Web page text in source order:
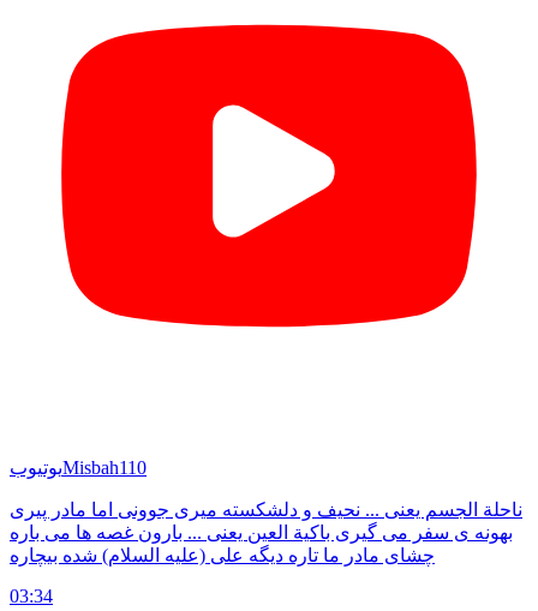
یوتیوبMisbah110
ناحلة الجسم یعنی ... نحیف و دلشکسته میری جوونی اما مادر پیری
بهونه ی سفر می گیری باکیة العین یعنی ... بارون غصه ها می باره
چشای مادر ما تاره دیگه علی (علیه السلام) شده بیچاره
03:34